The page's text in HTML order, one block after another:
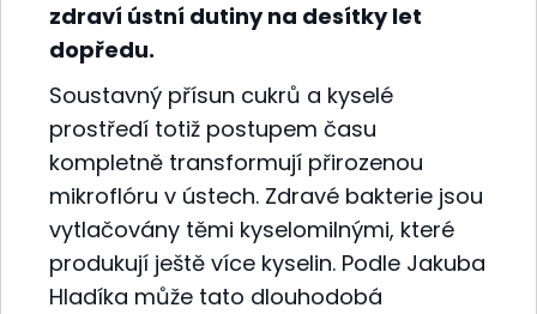
zdraví ústní dutiny na desítky let
dopředu.
Soustavný přísun cukrů a kyselé
prostředí totiž postupem času
kompletně transformují přirozenou
mikroflóru v ústech. Zdravé bakterie jsou
vytlačovány těmi kyselomilnými, které
produkují ještě více kyselin. Podle Jakuba
Hladíka může tato dlouhodobá